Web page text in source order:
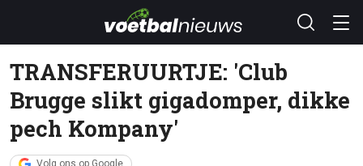
TRANSFERUURTJE: 'Club
Brugge slikt gigadomper, dikke
pech Kompany'
Volg ons op Google